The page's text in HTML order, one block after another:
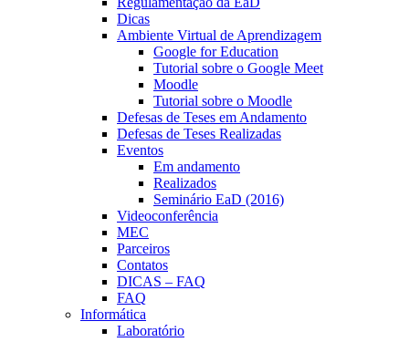
Dicas
Ambiente Virtual de Aprendizagem
Google for Education
Tutorial sobre o Google Meet
Moodle
Tutorial sobre o Moodle
Defesas de Teses em Andamento
Defesas de Teses Realizadas
Eventos
Em andamento
Realizados
Seminário EaD (2016)
Videoconferência
MEC
Parceiros
Contatos
DICAS – FAQ
FAQ
Informática
Laboratório